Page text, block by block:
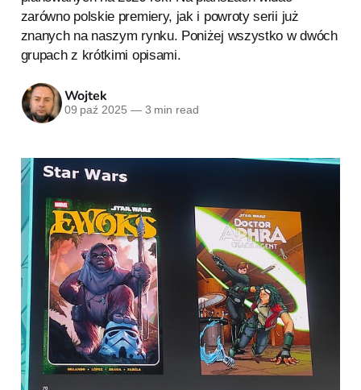
zarówno polskie premiery, jak i powroty serii już
znanych na naszym rynku. Poniżej wszystko w dwóch
grupach z krótkimi opisami.
Wojtek
09 paź 2025 —3 min read